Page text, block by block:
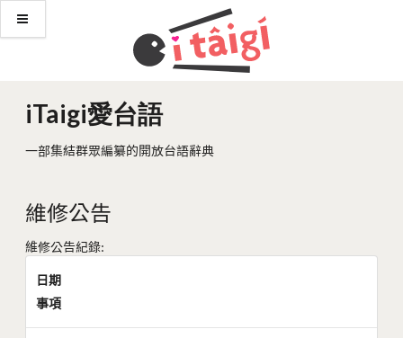
iTaigi愛台語
一部集結群眾編纂的開放台語辭典
維修公告
維修公告紀錄:
日期
事項